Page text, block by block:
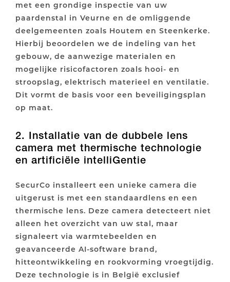
met een grondige inspectie van uw
paardenstal in Veurne en de omliggende
deelgemeenten zoals Houtem en Steenkerke.
Hierbij beoordelen we de indeling van het
gebouw, de aanwezige materialen en
mogelijke risicofactoren zoals hooi- en
stroopslag, elektrisch materieel en ventilatie.
Dit vormt de basis voor een beveiligingsplan
op maat.
2. Installatie van de dubbele lens
camera met thermische technologie
en artificiële intelliGentie
SecurCo installeert een unieke camera die
uitgerust is met een standaardlens en een
thermische lens. Deze camera detecteert niet
alleen het overzicht van uw stal, maar
signaleert via warmtebeelden en
geavanceerde AI-software brand,
hitteontwikkeling en rookvorming vroegtijdig.
Deze technologie is in België exclusief